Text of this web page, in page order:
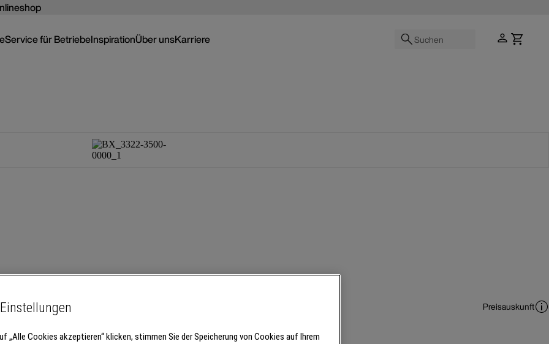
Suchen
Service für BetriebeInspirationÜber unsKarriere
3322 Preisauskunft
„Alle Cookies akzeptieren“ klicken, stimmen Sie der Speicherung von Cookies auf Ihrem